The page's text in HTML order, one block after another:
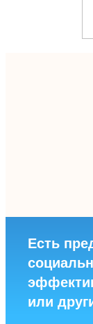
Есть
или